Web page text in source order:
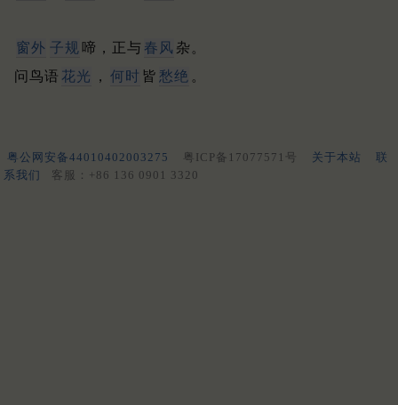
窗外 子规 啼，正与 春风 杂。
问鸟语 花光 ， 何时 皆 愁绝 。
粤公网安备44010402003275 粤ICP备17077571号 关于本站
联
系我们
客服：+86 136 0901 3320